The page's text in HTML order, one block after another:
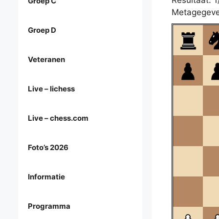
Groep D
Veteranen
Live – lichess
Live – chess.com
Foto’s 2026
Informatie
Programma